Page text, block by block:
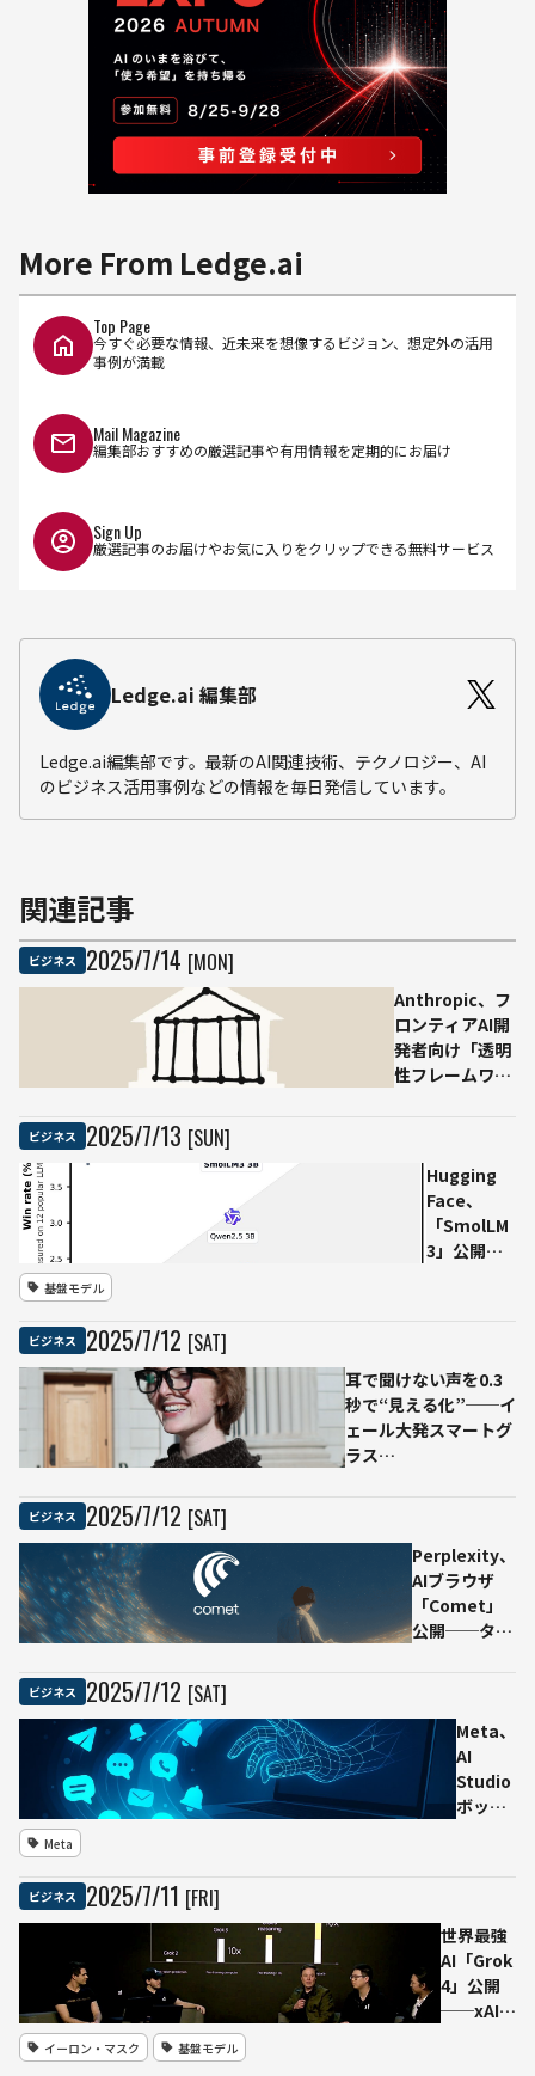
More From Ledge.ai
Top Page
今すぐ必要な情報、近未来を想像するビジョン、想定外の活用
事例が満載
Mail Magazine
編集部おすすめの厳選記事や有用情報を定期的にお届け
Sign Up
厳選記事のお届けやお気に入りをクリップできる無料サービス
Ledge.ai 編集部
Ledge.ai編集部です。最新のAI関連技術、テクノロジー、AI
のビジネス活用事例などの情報を毎日発信しています。
関連記事
ビジネス 2025/7/14 [MON]
Anthropic、フ
ロンティアAI開
発者向け「透明
性フレームワー
Development
Framework”を
ビジネス 2025/7/13 [SUN]
Hugging
Face、
「SmolLM
3」公開
モデル、
ONNX版も
無償提供
基盤モデル
ビジネス 2025/7/12 [SAT]
耳で聞けない声を0.3
秒で“見える化”──イ
ェール大発スマートグ
ラス
ビジネス 2025/7/12 [SAT]
Perplexity、
AIブラウザ
「Comet」
公開──タブ
る“ウェブ用
AI相棒”
ビジネス 2025/7/12 [SAT]
Meta、
AI
Studio
ボット
練との
内部文
書流出
──ユ
Meta
ビジネス 2025/7/11 [FRI]
世界最強
AI「Grok
4」公開
──xAI、
イーロン・マスク 基盤モデル